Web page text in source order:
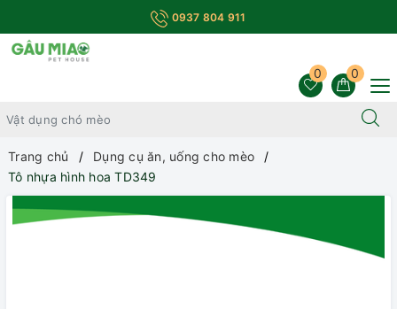
0937 804 911
0
0
Trang chủ
Dụng cụ ăn, uống cho mèo
Tô nhựa hình hoa TD349